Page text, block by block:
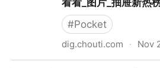
看看_图片_抽屉新热
#Pocket
dig.chouti.com · Nov